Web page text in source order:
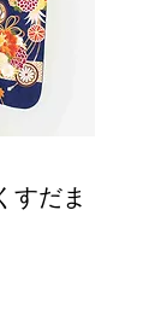
すだま